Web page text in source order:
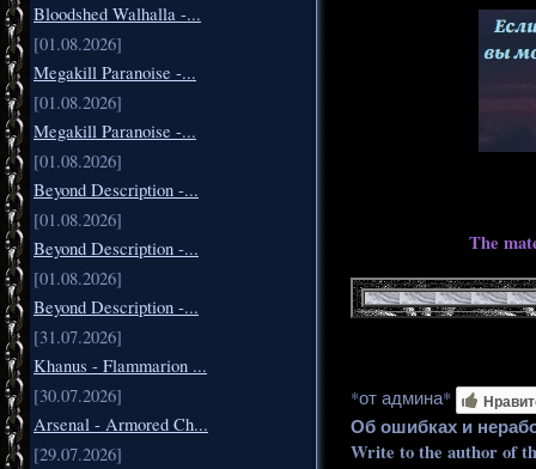
Bloodshed Walhalla -...
[01.08.2026]
Megakill Paranoise -...
[01.08.2026]
Megakill Paranoise -...
[01.08.2026]
Beyond Description -...
[01.08.2026]
Beyond Description -...
[01.08.2026]
Beyond Description -...
[31.07.2026]
Khanus - Flammarion ...
[30.07.2026]
Arsenal - Armored Ch...
[29.07.2026]
The
*от админа*
Об ошибках и
Write to the author of